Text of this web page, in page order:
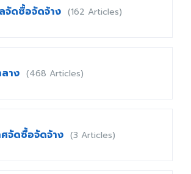
จัดซื้อจัดจ้าง (162 Articles)
าง (468 Articles)
ศจัดซื้อจัดจ้าง (3 Articles)